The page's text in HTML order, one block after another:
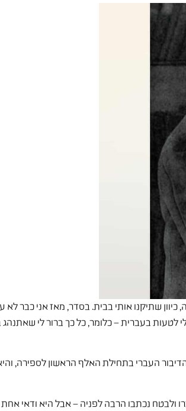
שתיקנו אותי בבית. בסדר, מאז אני כבר
בעברית – כלומר, כל כך ברור לי שאתנהג
העברי בתחילת האלף הראשון לספירה,
ולבטח נכתבו הרבה לפניה – אבל היא ודאי אחת